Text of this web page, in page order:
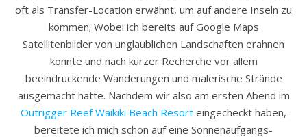
oft als Transfer-Location erwähnt, um auf andere Inseln zu
kommen; Wobei ich bereits auf Google Maps
Satellitenbilder von unglaublichen Landschaften erahnen
konnte und nach kurzer Recherche vor allem
beeindruckende Wanderungen und malerische Strände
ausgemacht hatte. Nachdem wir also am ersten Abend im
Outrigger Reef Waikiki Beach Resort eingecheckt haben,
bereitete ich mich schon auf eine Sonnenaufgangs-